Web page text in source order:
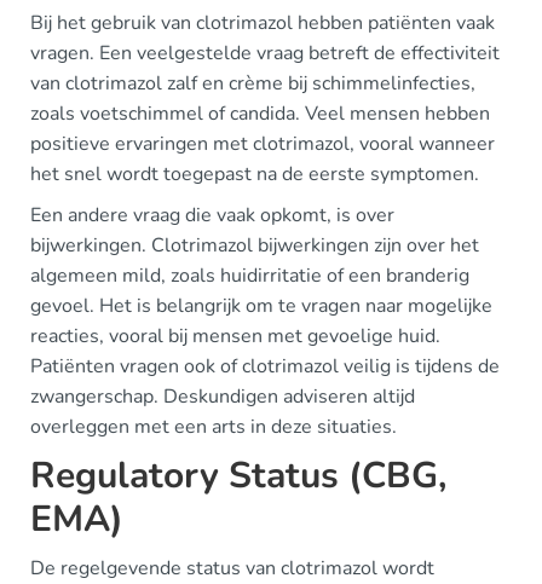
Bij het gebruik van clotrimazol hebben patiënten vaak
vragen. Een veelgestelde vraag betreft de effectiviteit
van clotrimazol zalf en crème bij schimmelinfecties,
zoals voetschimmel of candida. Veel mensen hebben
positieve ervaringen met clotrimazol, vooral wanneer
het snel wordt toegepast na de eerste symptomen.
Een andere vraag die vaak opkomt, is over
bijwerkingen. Clotrimazol bijwerkingen zijn over het
algemeen mild, zoals huidirritatie of een branderig
gevoel. Het is belangrijk om te vragen naar mogelijke
reacties, vooral bij mensen met gevoelige huid.
Patiënten vragen ook of clotrimazol veilig is tijdens de
zwangerschap. Deskundigen adviseren altijd
overleggen met een arts in deze situaties.
Regulatory Status (CBG,
EMA)
De regelgevende status van clotrimazol wordt